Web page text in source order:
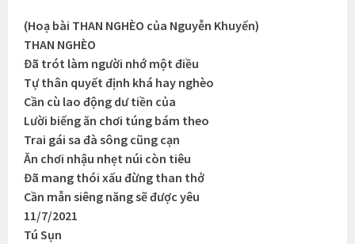
(Hoạ bài THAN NGHÈO của Nguyễn Khuyến)
THAN NGHÈO
Đã trót làm người nhớ một điều
Tự thân quyết định khá hay nghèo
Cần cù lao động dư tiền của
Lười biếng ăn chơi túng bám theo
Trai gái sa đà sông cũng cạn
Ăn chơi nhậu nhẹt núi còn tiêu
Đã mang thói xấu đừng than thở
Cần mẫn siêng năng sẽ được yêu
11/7/2021
Tú Sụn